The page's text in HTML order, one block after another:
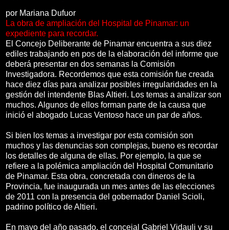
por Mariana Dufuor
La obra de ampliación del Hospital de Pinamar: un
expediente para recordar.
El Concejo Deliberante de Pinamar encuentra a sus diez
ediles trabajando en pos de la elaboración del informe que
deberá presentar en dos semanas la Comisión
Investigadora. Recordemos que esta comisión fue creada
hace diez días para analizar posibles irregularidades en la
gestión del intendente Blas Altieri. Los temas a analizar son
muchos. Algunos de ellos forman parte de la causa que
inició el abogado Lucas Ventoso hace un par de años.
Si bien los temas a investigar por esta comisión son
muchos y las denuncias son complejas, bueno es recordar
los detalles de alguna de ellas. Por ejemplo, la que se
refiere a la polémica ampliación del Hospital Comunitario
de Pinamar. Esta obra, concretada con dineros de la
Provincia, fue inaugurada un mes antes de las elecciones
de 2011 con la presencia del gobernador Daniel Scioli,
padrino político de Altieri.
En mayo del año pasado, el concejal Gabriel Vidauli y su